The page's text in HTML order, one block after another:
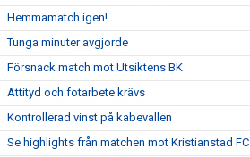
Hemmamatch igen!
Tunga minuter avgjorde
Försnack match mot Utsiktens BK
Attityd och fotarbete krävs
Kontrollerad vinst på kabevallen
Se highlights från matchen mot Kristianstad FC